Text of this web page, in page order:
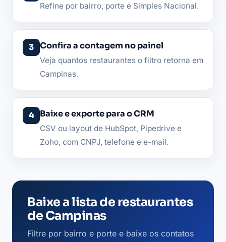
Refine por bairro, porte e Simples Nacional.
Confira a contagem no painel
Veja quantos restaurantes o filtro retorna em
Campinas.
Baixe e exporte para o CRM
CSV ou layout de HubSpot, Pipedrive e
Zoho, com CNPJ, telefone e e-mail.
Baixe a lista de restaurantes
de Campinas
Filtre por bairro e porte e baixe os contatos